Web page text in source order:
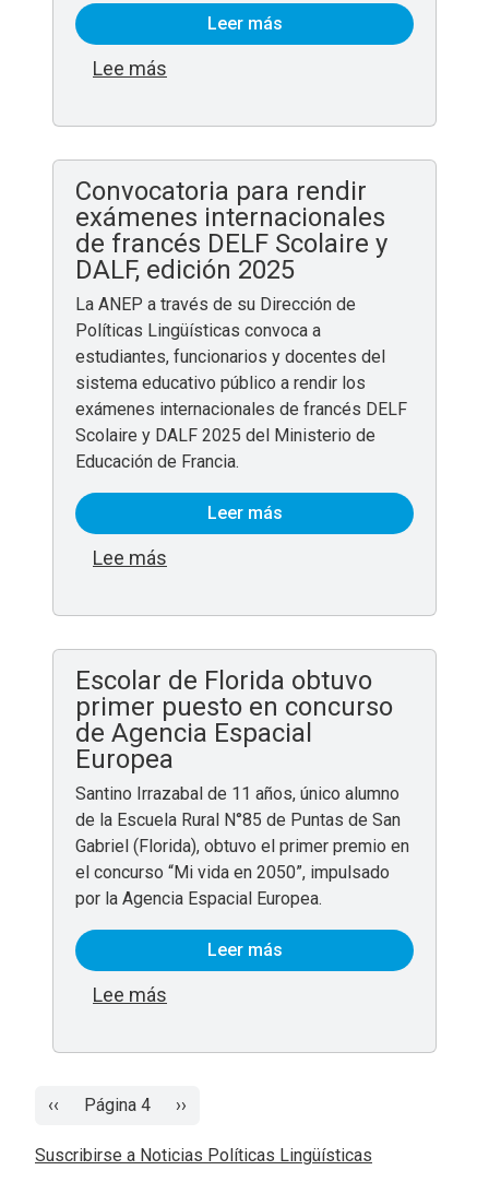
Leer más
Lee más
Convocatoria para rendir
exámenes internacionales
de francés DELF Scolaire y
DALF, edición 2025
La ANEP a través de su Dirección de
Políticas Lingüísticas convoca a
estudiantes, funcionarios y docentes del
sistema educativo público a rendir los
exámenes internacionales de francés DELF
Scolaire y DALF 2025 del Ministerio de
Educación de Francia.
Leer más
Lee más
Escolar de Florida obtuvo
primer puesto en concurso
de Agencia Espacial
Europea
Santino Irrazabal de 11 años, único alumno
de la Escuela Rural N°85 de Puntas de San
Gabriel (Florida), obtuvo el primer premio en
el concurso “Mi vida en 2050”, impulsado
por la Agencia Espacial Europea.
Leer más
Lee más
Paginación
Página anterior
‹‹ Página 4 Siguiente página
››
Suscribirse a Noticias Políticas Lingüísticas